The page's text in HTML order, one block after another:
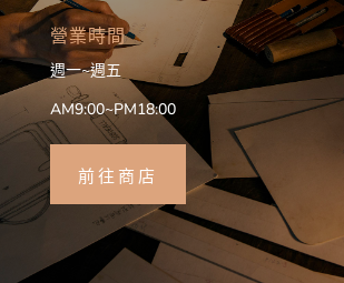
營業時間
週一~週五
AM9:00~PM18:00
前往商店